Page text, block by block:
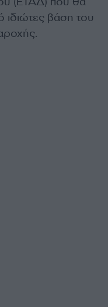
ιδιώτες βάση του